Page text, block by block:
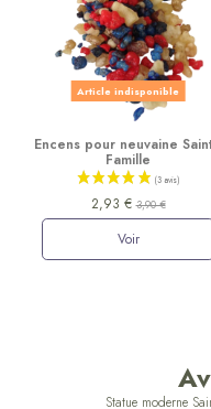
Article indisponible
Encens pour neuvaine
Famille
2,93 €3,90 €
Voir
Statue moderne